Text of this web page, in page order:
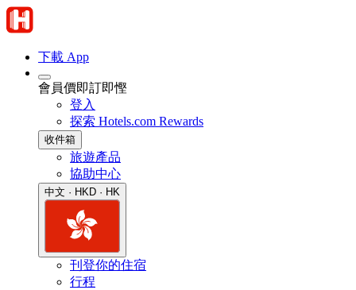
下載 App
會員價即訂即慳
登入
探索 Hotels.com Rewards
收件箱
旅遊產品
協助中心
中文 · HKD · HK
刊登你的住宿
行程